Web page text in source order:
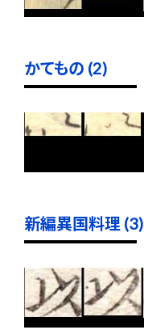
かてもの (2)
新編異国料理 (3)